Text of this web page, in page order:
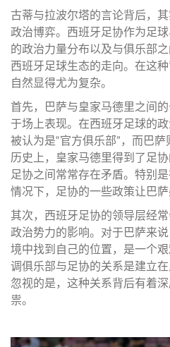
古蒂与拉波尔塔的言论背后，
政治博弈。西班牙足协作为足
的政治力量分布以及与俱乐部
西班牙足球生态的走向。在这
自然显得尤为复杂。
首先，巴萨与皇家马德里之间
于场上表现。在西班牙足球的
被认为是“官方俱乐部”，而巴萨
历史上，皇家马德里得到了足
足协之间常常存在矛盾。特别
情况下，足协的一些政策让巴萨
其次，西班牙足协的领导层经
政治势力的影响。对于巴萨来
境中找到自己的位置，是一个
调俱乐部与足协的关系是建立
忽视的是，这种关系背后有着
祟。